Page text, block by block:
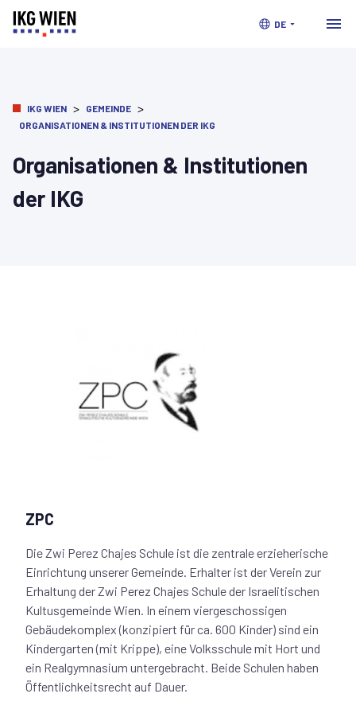
DE
IKG WIEN > GEMEINDE >
ORGANISATIONEN & INSTITUTIONEN DER IKG
Organisationen & Institutionen
der IKG
ZPC
Die Zwi Perez Chajes Schule ist die zentrale erzieherische
Einrichtung unserer Gemeinde. Erhalter ist der Verein zur
Erhaltung der Zwi Perez Chajes Schule der Israelitischen
Kultusgemeinde Wien. In einem viergeschossigen
Gebäudekomplex (konzipiert für ca. 600 Kinder) sind ein
Kindergarten (mit Krippe), eine Volksschule mit Hort und
ein Realgymnasium untergebracht. Beide Schulen haben
Öffentlichkeitsrecht auf Dauer.